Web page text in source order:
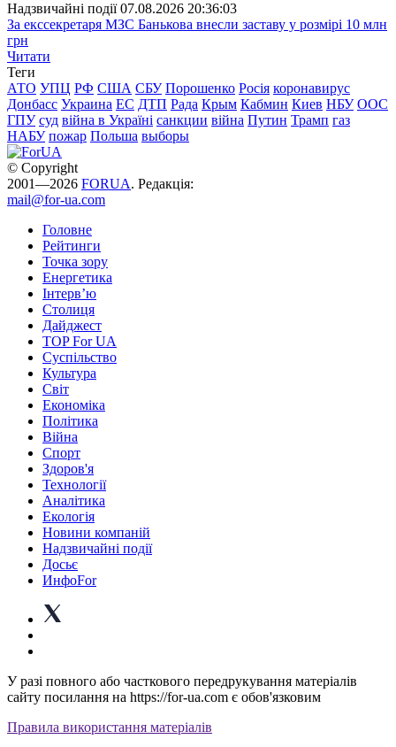
Надзвичайні події 07.08.2026 20:36:03
За екссекретаря МЗС Банькова внесли заставу у розмірі 10 млн
грн
Читати
Теги
АТО УПЦ РФ США СБУ Порошенко Росія коронавирус
Донбасс Украина ЕС ДТП Рада Крым Кабмин Киев НБУ ООС
ГПУ суд війна в Україні санкции війна Путин Трамп газ
НАБУ пожар Польша выборы
© Copyright
2001—2026 FORUA. Редакція:
mail@for-ua.com
Головне
Рейтинги
Точка зору
Енергетика
Інтерв’ю
Столиця
Дайджест
TOP For UA
Суспiльство
Культура
Світ
Економіка
Політика
Війна
Спорт
Здоров'я
Технології
Аналітика
Екологія
Новини компаній
Надзвичайні події
Досьє
ИнфоFor
У разі повного або часткового передрукування матеріалів
сайту посилання на https://for-ua.com є обов'язковим
Правила використання матеріалів